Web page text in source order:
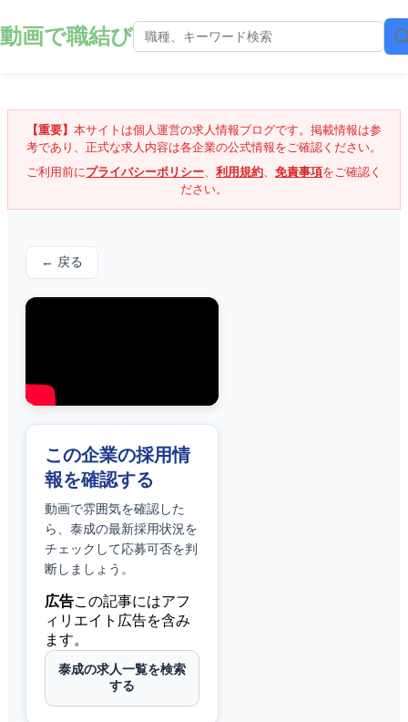
動画で職結び
【重要】 本サイトは個人運営の求人情報ブログです。掲載情報は参
考であり、正式な求人内容は各企業の公式情報をご確認ください。
ご利用前にプライバシーポリシー、 利用規約、 免責事項をご確認く
ださい。
← 戻る
この企業の採用情
報を確認する
動画で雰囲気を確認した
ら、 泰成の最新採用状況を
チェックして応募可否を判
断しましょう。
広告この記事にはアフ
ィリエイト広告を含み
ます。
泰成の求人一覧を検索
する